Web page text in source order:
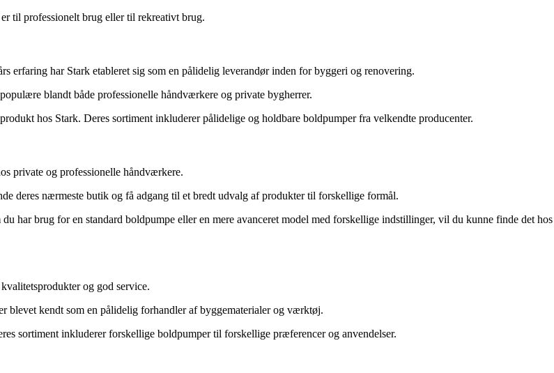
til professionelt brug eller til rekreativt brug.
erfaring har Stark etableret sig som en pålidelig leverandør inden for byggeri og renovering.
blandt både professionelle håndværkere og private bygherrer.
hos Stark. Deres sortiment inkluderer pålidelige og holdbare boldpumper fra velkendte producenter.
private og professionelle håndværkere.
deres nærmeste butik og få adgang til et bredt udvalg af produkter til forskellige formål.
har brug for en standard boldpumpe eller en mere avanceret model med forskellige indstillinger, vil du kunne finde det hos
og god service.
blevet kendt som en pålidelig forhandler af byggematerialer og værktøj.
sortiment inkluderer forskellige boldpumper til forskellige præferencer og anvendelser.